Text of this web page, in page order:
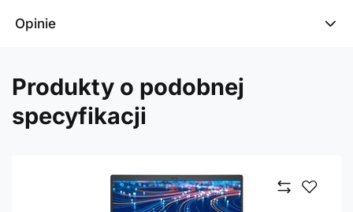
Opinie
Produkty o podobnej
specyfikacji